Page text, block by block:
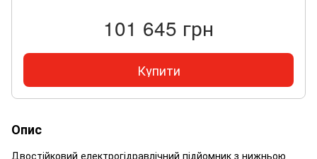
101 645 грн
Купити
Опис
Двостійковий електрогідравлічний підйомник з нижньою